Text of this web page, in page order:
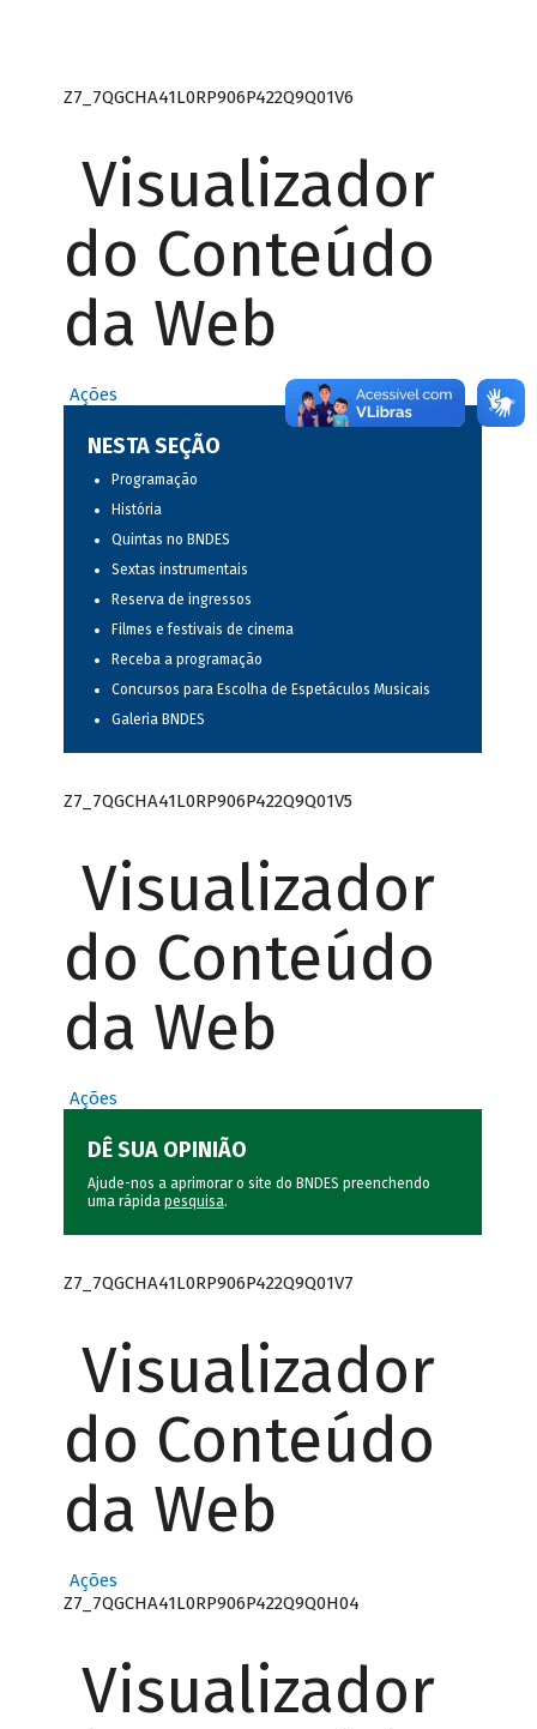
Z7_7QGCHA41L0RP906P422Q9Q01V6
Visualizador
do Conteúdo
da Web
Ações
NESTA SEÇÃO
Programação
História
Quintas no BNDES
Sextas instrumentais
Reserva de ingressos
Filmes e festivais de cinema
Receba a programação
Concursos para Escolha de Espetáculos Musicais
Galeria BNDES
Z7_7QGCHA41L0RP906P422Q9Q01V5
Visualizador
do Conteúdo
da Web
Ações
DÊ SUA OPINIÃO
Ajude-nos a aprimorar o site do BNDES preenchendo
uma rápida pesquisa.
Z7_7QGCHA41L0RP906P422Q9Q01V7
Visualizador
do Conteúdo
da Web
Ações
Z7_7QGCHA41L0RP906P422Q9Q0H04
Visualizador